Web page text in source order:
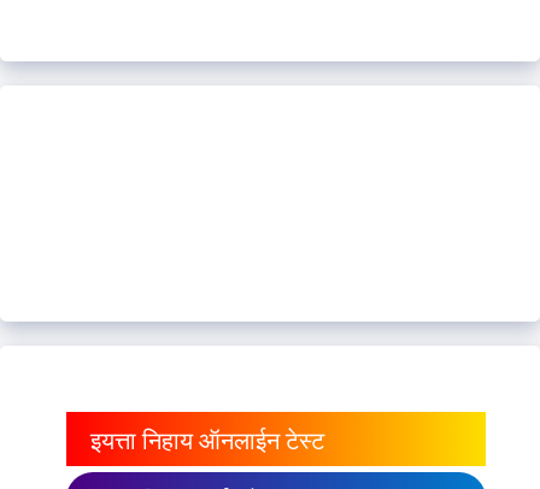
इयत्ता निहाय ऑनलाईन टेस्ट